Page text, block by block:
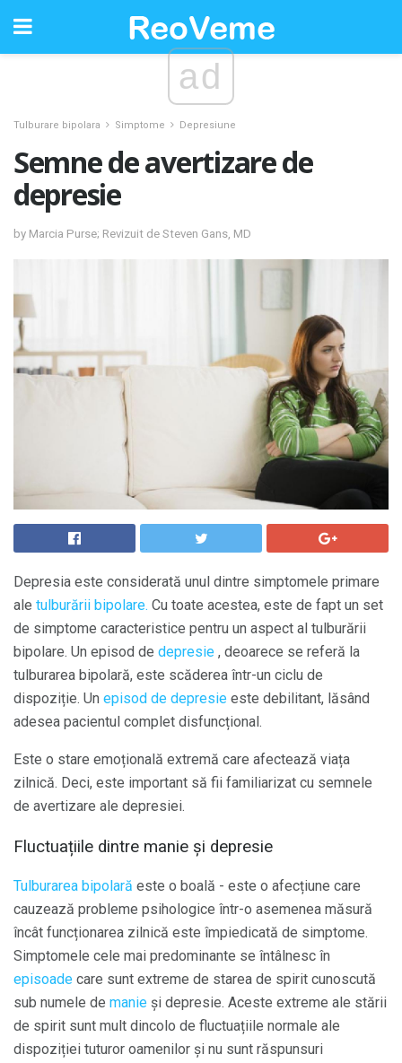
ad
Tulburare bipolara Simptome Depresiune
Semne de avertizare de
depresie
by Marcia Purse; Revizuit de Steven Gans, MD
Depresia este considerată unul dintre simptomele primare
ale tulburării bipolare. Cu toate acestea, este de fapt un set
de simptome caracteristice pentru un aspect al tulburării
bipolare. Un episod de depresie , deoarece se referă la
tulburarea bipolară, este scăderea într-un ciclu de
dispoziție. Un episod de depresie este debilitant, lăsând
adesea pacientul complet disfuncțional.
Este o stare emoțională extremă care afectează viața
zilnică. Deci, este important să fii familiarizat cu semnele
de avertizare ale depresiei.
Fluctuațiile dintre manie și depresie
Tulburarea bipolară este o boală - este o afecțiune care
cauzează probleme psihologice într-o asemenea măsură
încât funcționarea zilnică este împiedicată de simptome.
Simptomele cele mai predominante se întâlnesc în
episoade care sunt extreme de starea de spirit cunoscută
sub numele de manie și depresie. Aceste extreme ale stării
de spirit sunt mult dincolo de fluctuațiile normale ale
dispoziției tuturor oamenilor și nu sunt răspunsuri